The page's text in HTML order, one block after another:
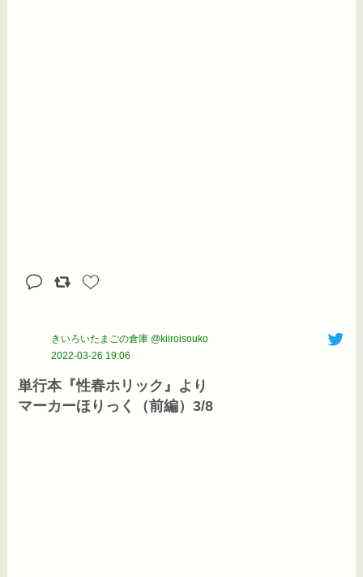
きいろいたまごの倉庫 @kiiroisouko
2022-03-26 19:06
単行本『性春ホリック』より
マーカーほりっく（前編）3/8